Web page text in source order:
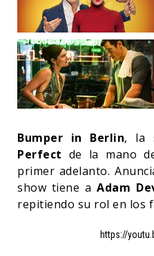
Bumper in Berlin, la
Perfect de la mano
primer adelanto.
show tiene aAdam
repitiendo su rol en los
https://